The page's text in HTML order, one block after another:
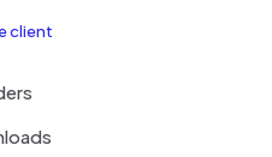
client